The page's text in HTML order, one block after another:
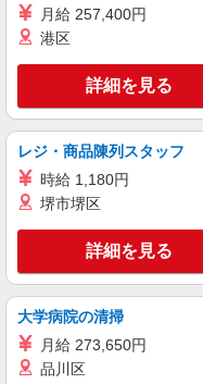
キープ
株式会社サニーライフ 三
介護職
月給
夜勤手
祉士以
キープ
株式会社kotrio /●FK-H-
向かう
月給 257,400円
港区
詳細を見る
レジ・商品陳列スタッフ
時給 1,180円
堺市堺区
詳細を見る
大学病院の清掃
月給 273,650円
品川区